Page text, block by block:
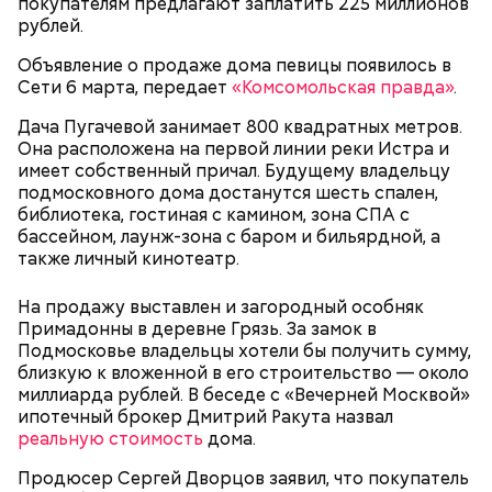
рублей.
Объявление о продаже дома певицы появилось в
Сети 6 марта, передает «Комсомольская правда».
Дача Пугачевой занимает 800 квадратных метров.
Она расположена на первой линии реки Истра и
имеет собственный причал. Будущему владельцу
подмосковного дома достанутся шесть спален,
библиотека, гостиная с камином, зона СПА с
бассейном, лаунж-зона с баром и бильярдной, а
также личный кинотеатр.
На продажу выставлен и загородный особняк
Примадонны в деревне Грязь. За замок в
Подмосковье владельцы хотели бы получить сумму,
близкую к вложенной в его строительство — около
миллиарда рублей. В беседе с «Вечерней Москвой»
ипотечный брокер Дмитрий Ракута назвал
реальную стоимость дома.
Продюсер Сергей Дворцов заявил, что покупатель
Поляков предупредил: не стоит собирать грибы у
Вернет молодость и снизит
воспаление: диетолог Писарева
рассказала о пользе черники
— Лисички можно употреблять в различном виде:
жареном, вареном, тушеном, сушеном и соленом.
Однако с точки зрения пользы лучше отдать
предпочтение маринованным, соленым и тушеным
вариациям, — посоветовал эндокринолог.
активность Эль-Ниньо может
отразиться на предстоящем лете
в России
По его словам, молния может распасться, улететь
или просто погаснуть. Однако есть риск, что она
может и взорваться.
— Электричества нет. Но есть электростанция. И
секретарь партийной организации сжалился и
выделил нам цветной телевизор. И мы вечером
смогли посмотреть матч, — вспоминает он.